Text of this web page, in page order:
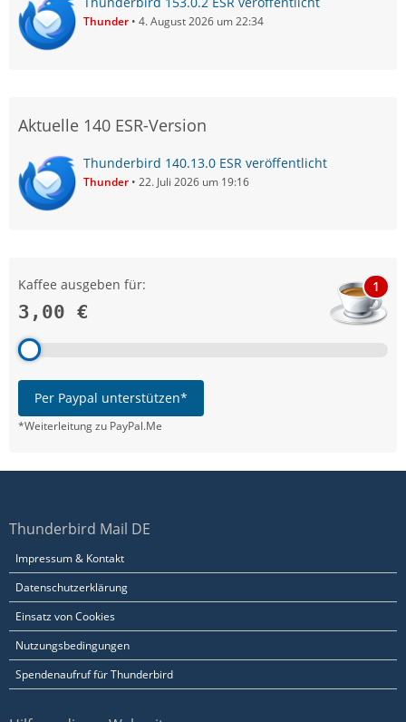
Thunder 4. August 2026 um 22:34
Aktuelle 140 ESR-Version
Thunderbird 140.13.0 ESR veröffentlicht
Thunder 22. Juli 2026 um 19:16
Kaffee ausgeben für:
3,00 €
1
Per Paypal unterstützen*
*Weiterleitung zu PayPal.Me
Thunderbird Mail DE
Impressum & Kontakt
Datenschutzerklärung
Einsatz von Cookies
Nutzungsbedingungen
Spendenaufruf für Thunderbird